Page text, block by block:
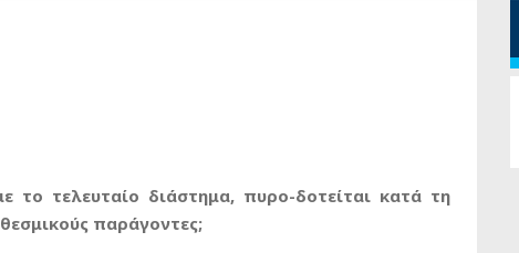
το τελευταίο διάστημα, πυρο-δοτείται κατά τη
παράγοντες;